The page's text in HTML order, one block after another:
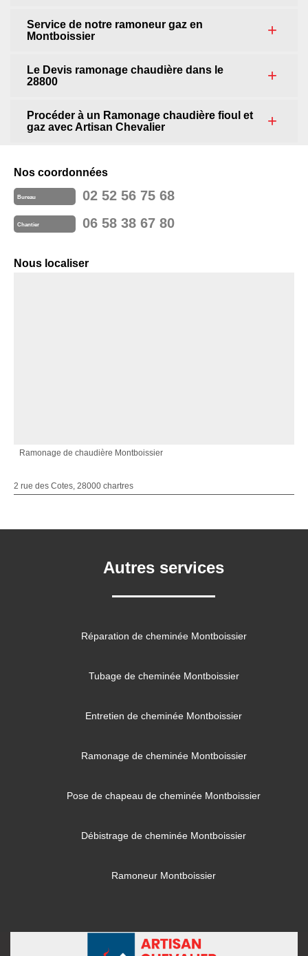
Service de notre ramoneur gaz en
Montboissier
Le Devis ramonage chaudière dans le
28800
Procéder à un Ramonage chaudière fioul et
gaz avec Artisan Chevalier
Nos coordonnées
Bureau 02 52 56 75 68
Chantier 06 58 38 67 80
Nous localiser
Ramonage de chaudière Montboissier
2 rue des Cotes, 28000 chartres
Autres services
Réparation de cheminée Montboissier
Tubage de cheminée Montboissier
Entretien de cheminée Montboissier
Ramonage de cheminée Montboissier
Pose de chapeau de cheminée Montboissier
Débistrage de cheminée Montboissier
Ramoneur Montboissier